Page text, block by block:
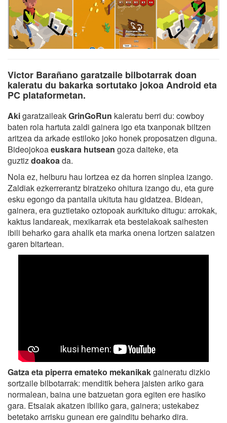
Victor Barañano garatzaile bilbotarrak doan
kaleratu du bakarka sortutako jokoa Android eta
PC plataformetan.
AkigaratzaileakGrinGoRun kaleratu berri du: cowboy
baten rola hartuta zaldi gainera igo eta txanponak biltzen
aritzea da arkade estiloko joko honek proposatzen diguna.
Bideojokoaeuskara hutsean goza daiteke, eta
guztizdoakoada.
Nola ez, helburu hau lortzea ez da horren sinplea izango.
Zaldiak ezkerrerantz biratzeko ohitura izango du, eta gure
esku egongo da pantaila ukituta hau gidatzea. Bidean,
gainera, era guztietako oztopoak aurkituko ditugu: arrokak,
kaktus landareak, mexikarrak eta bestelakoak saihesten
ibili beharko gara ahalik eta marka onena lortzen saiatzen
garen bitartean.
Gatza eta piperra emateko mekanikakgaineratu dizkio
sortzaile bilbotarrak: menditik behera jaisten ariko gara
normalean, baina une batzuetan gora egiten ere hasiko
gara. Etsaiak akatzen ibiliko gara, gainera; ustekabez
betetako arrisku gunean ere gainditu beharko dira.